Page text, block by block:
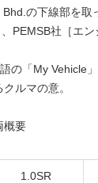
の下線部を取
PEMSB社［エ
の「My Vehicle
ルマの意。
概要
1.0SR